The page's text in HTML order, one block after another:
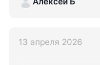
13 апреля 2026